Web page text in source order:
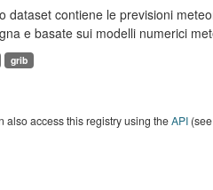
dataset contiene le previsioni
e basate sui modelli numerici
grib
also access this registry using theAPI(see